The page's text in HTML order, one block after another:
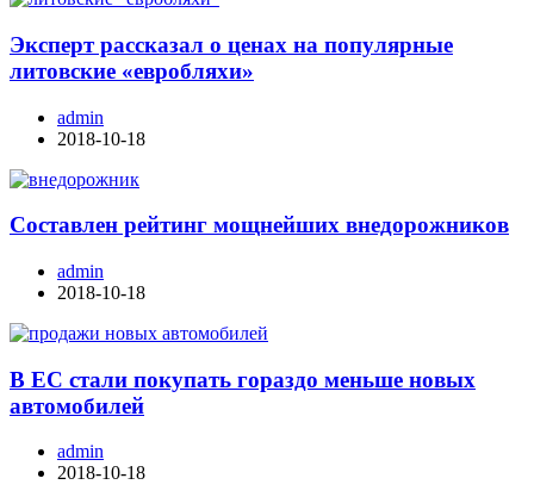
Эксперт рассказал о ценах на популярные
литовские «евробляхи»
admin
2018-10-18
Составлен рейтинг мощнейших внедорожников
admin
2018-10-18
В ЕС стали покупать гораздо меньше новых
автомобилей
admin
2018-10-18